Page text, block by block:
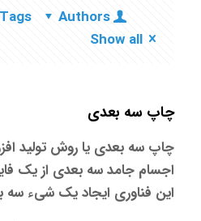
Tags
Authors
Show all
چاپ سه بعدی
چاپ سه بعدی یا روش تولید
اجسام جامد سه بعدی از یک
این فناوری ایجاد یک شیء سه